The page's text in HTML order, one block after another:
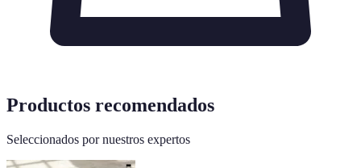
Productos recomendados
Seleccionados por nuestros expertos